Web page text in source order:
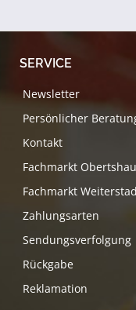
SERVICE
Newsletter
Persönlicher
Kontakt
Fachmarkt
Fachmarkt
Zahlungsarten
Sendungsverfolgung
Rückgabe
Reklamation